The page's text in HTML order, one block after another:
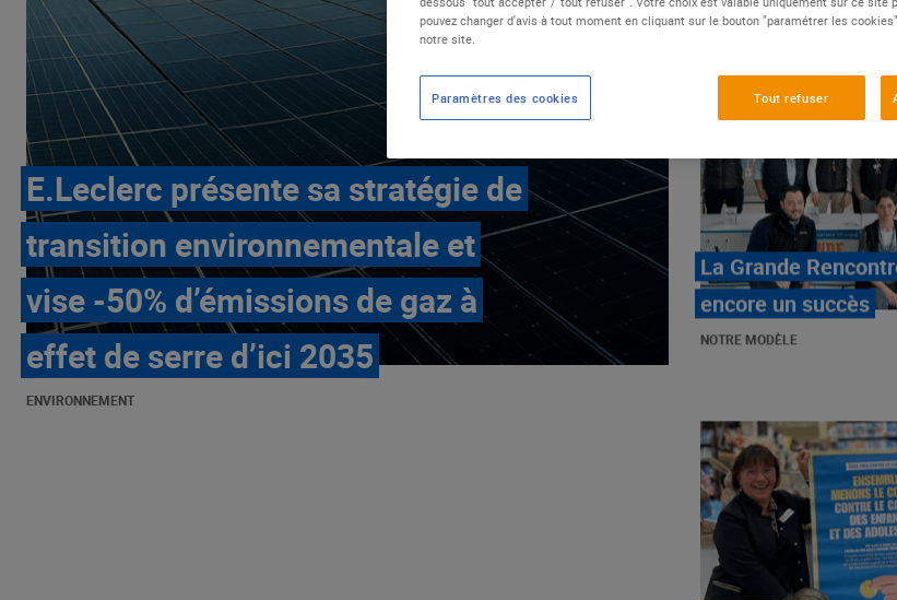
E.Leclerc présente sa stratégie de
transition environnementale et
vise -50% d’émissions de gaz à
effet de serre d’ici 2035
ENVIRONNEMENT
E.Leclerc, mobilisé
les cancers
NOTRE MODÈLE
LE MOUVEMENT
pouvez changer d'avis à tout moment en cliquant sur le bouton "paramétrer les
notre site.
Tout refuser
Paramètres des cookies